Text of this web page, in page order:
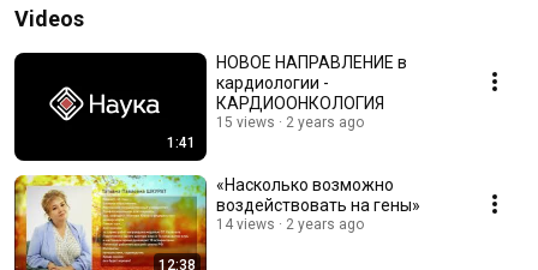
Videos
1:41
НОВОЕ НАПРАВЛЕНИЕ в
кардиологии -
КАРДИООНКОЛОГИЯ
15 views 2 years ago
12:38
«Насколько возможно
воздействовать на гены»
14 views 2 years ago